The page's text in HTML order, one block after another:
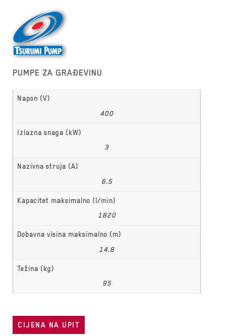
PUMPE ZA GRAĐEVINU
Napon (V)
400
Izlazna snaga (kW)
3
Nazivna struja (A)
6.5
Kapacitet maksimalno (l/min)
1820
Dobavna visina maksimalno (m)
14.8
Težina (kg)
95
CIJENA NA UPIT